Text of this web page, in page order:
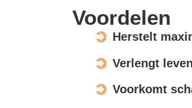
Voordelen
Herstelt
Verlengt
Voorkomt